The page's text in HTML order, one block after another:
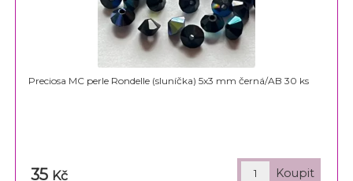
Preciosa MC perle Rondelle (sluníčka) 5x3 mm černá/AB 30 ks
35 Kč